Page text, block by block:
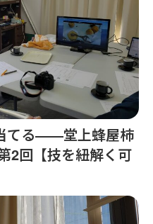
てる――堂上蜂屋柿
2回【技を紐解く可